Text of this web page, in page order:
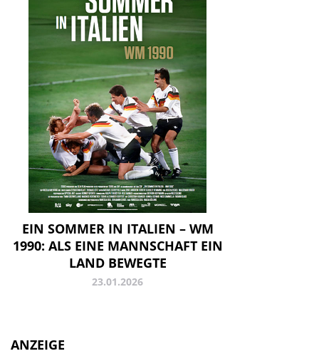
EIN SOMMER IN ITALIEN – WM
1990: ALS EINE MANNSCHAFT EIN
LAND BEWEGTE
23.01.2026
ANZEIGE